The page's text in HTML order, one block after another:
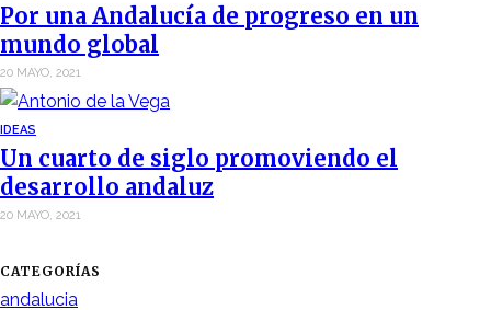
Por una Andalucía de progreso en un
mundo global
20 MAYO, 2021
IDEAS
Un cuarto de siglo promoviendo el
desarrollo andaluz
20 MAYO, 2021
CATEGORÍAS
andalucia